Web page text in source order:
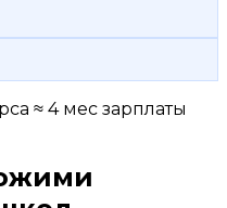
≈ 4 мес зарплаты